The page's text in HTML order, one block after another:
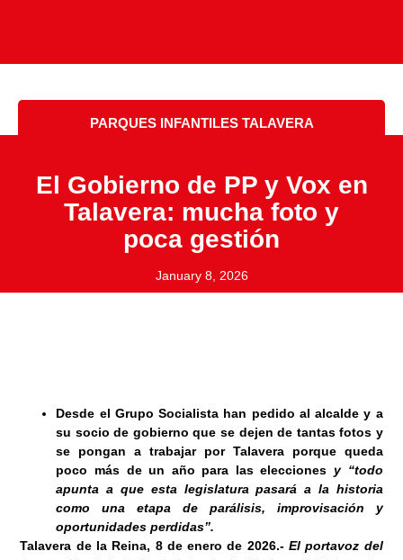
PARQUES INFANTILES TALAVERA
El Gobierno de PP y Vox en
Talavera: mucha foto y
poca gestión
January 8, 2026
Desde el Grupo Socialista han pedido al alcalde y a
su socio de gobierno que se dejen de tantas fotos y
se pongan a trabajar por Talavera porque queda
poco más de un año para las elecciones y “todo
apunta a que esta legislatura pasará a la historia
como una etapa de parálisis, improvisación y
oportunidades perdidas”.
Talavera de la Reina, 8de enero de 2026.-El portavoz del